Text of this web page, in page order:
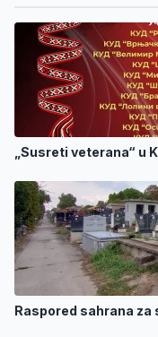
„Susreti veterana“ u
Raspored sahrana za